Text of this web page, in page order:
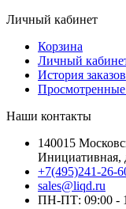
Личный кабинет
Корзина
Личный
История заказов
Наши контакты
140015
Инициативная,
+7(495)241-26-
sales@liqd.ru
ПН-ПТ: 09:00 -